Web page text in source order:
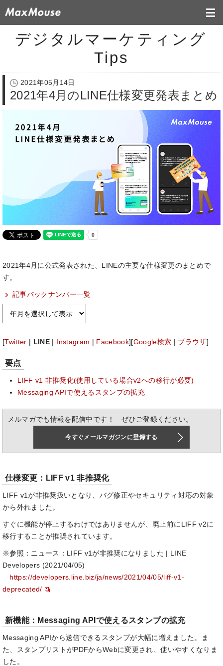
デジタルマーケティング
Tips
2021年05月14日
2021年4月のLINE仕様変更発表まとめ
2021年4月に公式発表された、LINEの主要な仕様変更のまとめで
す。
記事バックナンバー一覧
[Twitter LINE Instagram Facebook][Google検索 ブラウザ]
要点
LIFF v1 非推奨化(使用している場合v2への移行が必要)
Messaging APIで使えるスタンプの拡充
メルマガでも情報を配信中です！ ぜひご登録ください。
今すぐメールマガジンに登録する
仕様変更：LIFF v1 非推奨化
LIFF v1が非推奨扱いとなり、バグ修正やセキュリティ対応の対象
から外れました。
すぐに機能が停止するわけではありませんが、廃止前にLIFF v2に
移行することが推奨されています。
※参照：ニュース：LIFF v1が非推奨になりました | LINE
Developers (2021/04/05)
https://developers.line.biz/ja/news/2021/04/05/liff-v1-
deprecated/
新機能：Messaging APIで使えるスタンプの拡充
Messaging APIから送信できるスタンプが大幅に増えました。ま
た、スタンプリストがPDFからWebに変更され、使いやすくなりま
した。